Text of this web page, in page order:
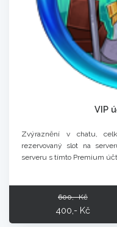
VIP
Zvýraznění v chatu,
rezervovaný slot na
serveru s tímto Premium
600,- Kč
400,- Kč